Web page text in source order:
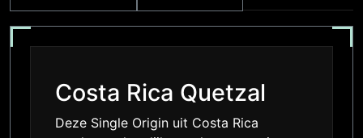
Costa Rica Quetzal
Deze Single Origin uit Costa Rica